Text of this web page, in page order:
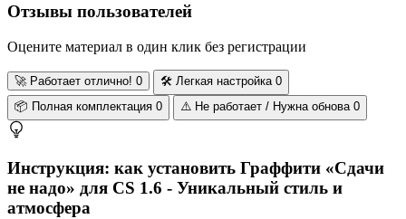
Отзывы пользователей
Оцените материал в один клик без регистрации
🚀Работает отлично! 0 🛠️ Легкая настройка 0
📦 Полная комплектация 0 ⚠️ Не работает / Нужна обнова 0
Инструкция: как установить Граффити «Сдачи
не надо» для CS 1.6 - Уникальный стиль и
атмосфера